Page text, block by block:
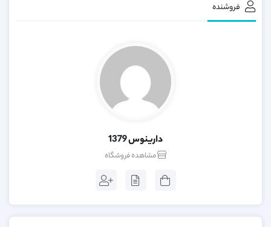
فروشنده
دارینوس 1379
مشاهده فروشگاه